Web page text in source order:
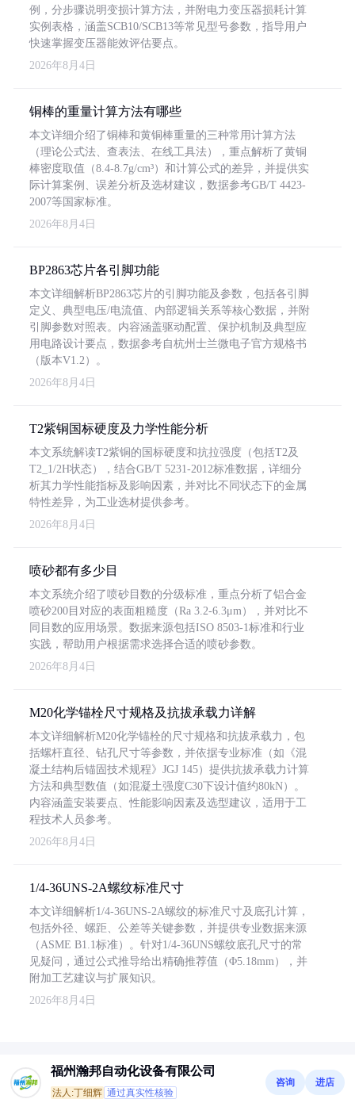
例，分步骤说明变损计算方法，并附电力变压器损耗计算
实例表格，涵盖SCB10/SCB13等常见型号参数，指导用户
快速掌握变压器能效评估要点。
2026年8月4日
铜棒的重量计算方法有哪些
本文详细介绍了铜棒和黄铜棒重量的三种常用计算方法
（理论公式法、查表法、在线工具法），重点解析了黄铜
棒密度取值（8.4-8.7g/cm³）和计算公式的差异，并提供实
际计算案例、误差分析及选材建议，数据参考GB/T 4423-
2007等国家标准。
2026年8月4日
BP2863芯片各引脚功能
本文详细解析BP2863芯片的引脚功能及参数，包括各引脚
定义、典型电压/电流值、内部逻辑关系等核心数据，并附
引脚参数对照表。内容涵盖驱动配置、保护机制及典型应
用电路设计要点，数据参考自杭州士兰微电子官方规格书
（版本V1.2）。
2026年8月4日
T2紫铜国标硬度及力学性能分析
本文系统解读T2紫铜的国标硬度和抗拉强度（包括T2及
T2_1/2H状态），结合GB/T 5231-2012标准数据，详细分
析其力学性能指标及影响因素，并对比不同状态下的金属
特性差异，为工业选材提供参考。
2026年8月4日
喷砂都有多少目
本文系统介绍了喷砂目数的分级标准，重点分析了铝合金
喷砂200目对应的表面粗糙度（Ra 3.2-6.3μm），并对比不
同目数的应用场景。数据来源包括ISO 8503-1标准和行业
实践，帮助用户根据需求选择合适的喷砂参数。
2026年8月4日
M20化学锚栓尺寸规格及抗拔承载力详解
本文详细解析M20化学锚栓的尺寸规格和抗拔承载力，包
括螺杆直径、钻孔尺寸等参数，并依据专业标准（如《混
凝土结构后锚固技术规程》JGJ 145）提供抗拔承载力计算
方法和典型数值（如混凝土强度C30下设计值约80kN）。
内容涵盖安装要点、性能影响因素及选型建议，适用于工
程技术人员参考。
2026年8月4日
1/4-36UNS-2A螺纹标准尺寸
本文详细解析1/4-36UNS-2A螺纹的标准尺寸及底孔计算，
包括外径、螺距、公差等关键参数，并提供专业数据来源
（ASME B1.1标准）。针对1/4-36UNS螺纹底孔尺寸的常
见疑问，通过公式推导给出精确推荐值（Φ5.18mm），并
附加工艺建议与扩展知识。
2026年8月4日
福州瀚邦自动化设备有限公司
法人:丁细辉 通过真实性核验
咨询 进店